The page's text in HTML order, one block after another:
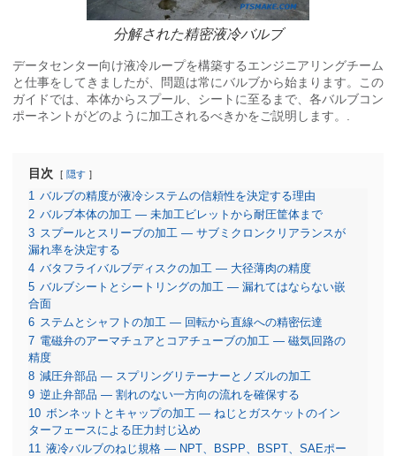
分解された精密液冷バルブ
データセンター向け液冷ループを構築するエンジニアリングチーム
と仕事をしてきましたが、問題は常にバルブから始まります。この
ガイドでは、本体からスプール、シートに至るまで、各バルブコン
ポーネントがどのように加工されるべきかをご説明します。.
目次 隠す
1 バルブの精度が液冷システムの信頼性を決定する理由
2 バルブ本体の加工 — 未加工ビレットから耐圧筐体まで
3 スプールとスリーブの加工 — サブミクロンクリアランスが
漏れ率を決定する
4 バタフライバルブディスクの加工 — 大径薄肉の精度
5 バルブシートとシートリングの加工 — 漏れてはならない嵌
合面
6 ステムとシャフトの加工 — 回転から直線への精密伝達
7 電磁弁のアーマチュアとコアチューブの加工 — 磁気回路の
精度
8 減圧弁部品 — スプリングリテーナーとノズルの加工
9 逆止弁部品 — 割れのない一方向の流れを確保する
10 ボンネットとキャップの加工 — ねじとガスケットのイン
ターフェースによる圧力封じ込め
11 液冷バルブのねじ規格 — NPT、BSPP、BSPT、SAEポー